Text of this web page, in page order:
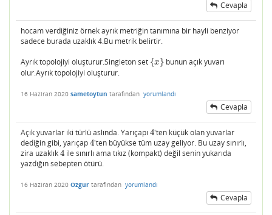
Cevapla
hocam verdiğiniz örnek ayrık metriğin tanımına bir hayli benziyor
sadece burada uzaklık 4.Bu metrik belirtir.
Ayrık topolojiyi oluşturur.Singleton set {x}
{x}
bunun açık yuvarı
olur.Ayrık topolojiyi oluşturur.
16 Haziran 2020 sametoytun tarafından yorumlandı
Cevapla
Açık yuvarlar iki türlü aslında. Yarıçapı 4
4'ten küçük olan yuvarlar
dediğin gibi, yarıçap4
4'ten büyükse tüm uzay geliyor. Bu uzay sınırlı,
zira uzaklık4
4 ile sınırlı ama tıkız (kompakt) değil senin yukarıda
yazdığın sebepten ötürü.
16 Haziran 2020 Ozgur tarafından yorumlandı
Cevapla